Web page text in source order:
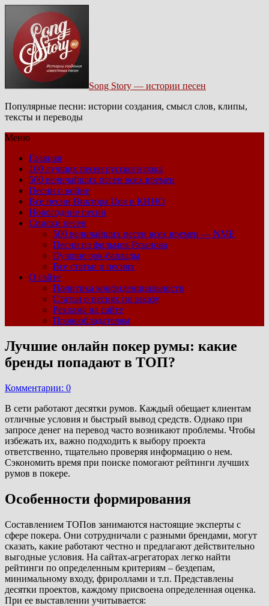
Song Story — истории песен
Популярные песни: истории создания, смысл слов, клипы,
тексты и переводы
Меню
Главная
100 лучших песен русского рока
500 величайших песен всех времен
Песни о войне
Все песни Виктора Цоя и КИНО
Новогодние песни
Списки песен
500 величайших песен всех времен — NME
Песни из фильмов Рязанова
Лучшие рок-баллады
Все статьи о песнях
О сайте
Политика конфиденциальности
Статьи о песнях по заказу
Реклама на сайте
Правообладателям
Лучшие онлайн покер румы: какие
бренды попадают в ТОП?
Комментарии: 0
В сети работают десятки румов. Каждый обещает клиентам
отличные условия и быстрый вывод средств. Однако при
запросе денег на перевод часто возникают проблемы. Чтобы
избежать их, важно подходить к выбору проекта
ответственно, тщательно проверяя информацию о нем.
Сэкономить время при поиске помогают рейтинги лучших
румов в покере.
Особенности формирования
Составлением ТОПов занимаются настоящие эксперты с
сфере покера. Они сотрудничали с разными брендами, могут
сказать, какие работают честно и предлагают действительно
выгодные условия. На сайтах-агрегаторах легко найти
рейтинги по определенным критериям – бездепам,
минимальному входу, фрироллами и т.п. Представлены
десятки проектов, каждому присвоена определенная оценка.
При ее выставлении учитывается: